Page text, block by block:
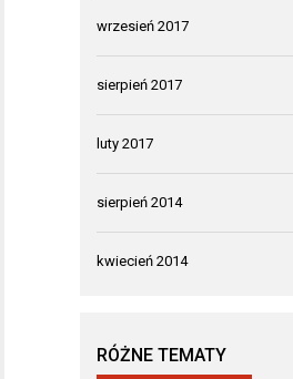
wrzesień 2017
sierpień 2017
luty 2017
sierpień 2014
kwiecień 2014
RÓŻNE TEMATY